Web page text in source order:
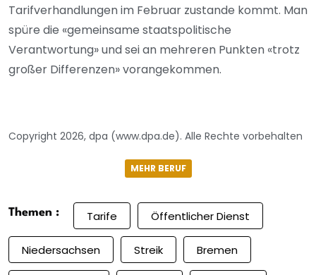
Tarifverhandlungen im Februar zustande kommt. Man
spüre die «gemeinsame staatspolitische
Verantwortung» und sei an mehreren Punkten «trotz
großer Differenzen» vorangekommen.
Copyright 2026, dpa (www.dpa.de). Alle Rechte vorbehalten
MEHR BERUF
Themen : Tarife Öffentlicher Dienst
Niedersachsen Streik Bremen